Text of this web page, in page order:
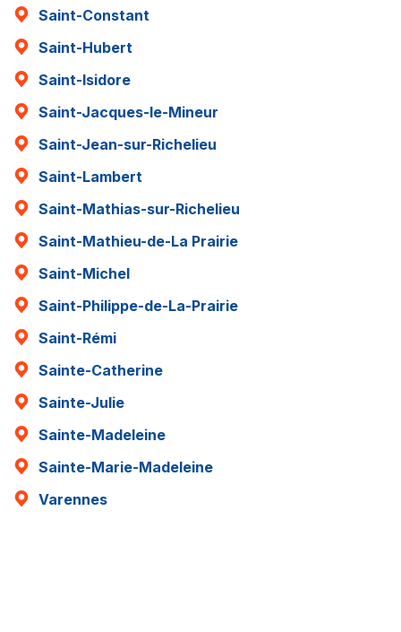
Saint-Constant
Saint-Hubert
Saint-Isidore
Saint-Jacques-le-Mineur
Saint-Jean-sur-Richelieu
Saint-Lambert
Saint-Mathias-sur-Richelieu
Saint-Mathieu-de-La Prairie
Saint-Michel
Saint-Philippe-de-La-Prairie
Saint-Rémi
Sainte-Catherine
Sainte-Julie
Sainte-Madeleine
Sainte-Marie-Madeleine
Varennes